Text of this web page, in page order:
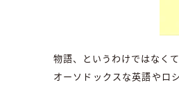
物語、というわけではなく
オーソドックスな英語やロ